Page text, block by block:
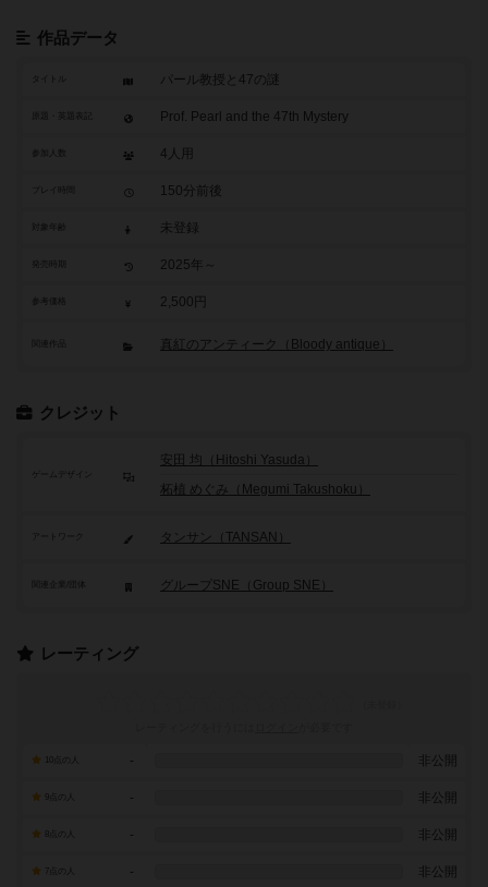
作品データ
タイトル パール教授と47の謎
Prof. Pearl and the 47th Mystery
参加人数 4人用
150分前後
未登録
2025年～
参考価格 2,500円
関連作品 真紅のアンティーク（Bloody antique）
クレジット
ゲームデザイン
安田 均（Hitoshi Yasuda）
柘植 めぐみ（Megumi Takushoku）
アートワーク タンサン（TANSAN）
グループSNE（Group SNE）
レーティング
- 非公開
- 非公開
- 非公開
7点の人 - 非公開